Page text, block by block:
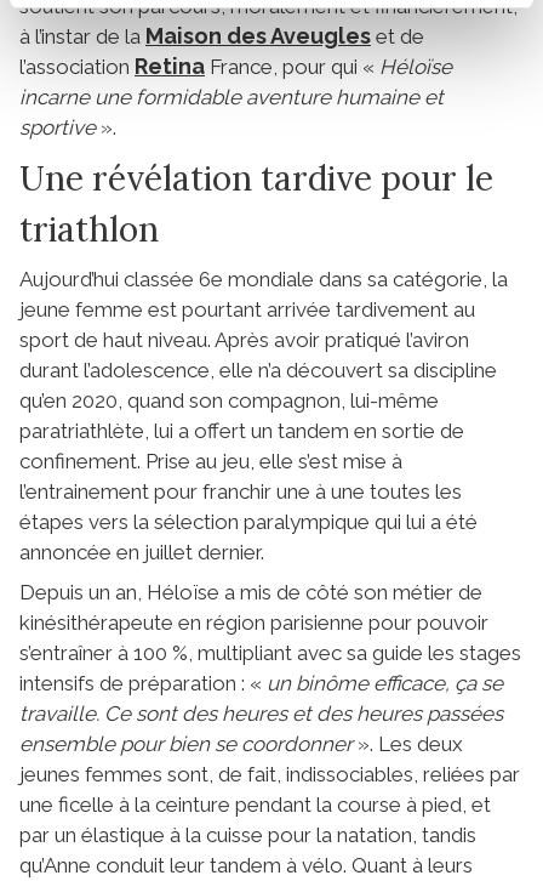
soutient son parcours, moralement et financièrement,
à l’instar de la Maison des Aveugles et de
l’association Retina France, pour qui « Héloïse
incarne une formidable aventure humaine et
sportive».
Une révélation tardive pour le
triathlon
Aujourd’hui classée 6e mondiale dans sa catégorie, la
jeune femme est pourtant arrivée tardivement au
sport de haut niveau. Après avoir pratiqué l’aviron
durant l’adolescence, elle n’a découvert sa discipline
qu’en 2020, quand son compagnon, lui-même
paratriathlète, lui a offert un tandem en sortie de
confinement. Prise au jeu, elle s’est mise à
l’entrainement pour franchir une à une toutes les
étapes vers la sélection paralympique qui lui a été
annoncée en juillet dernier.
Depuis un an, Héloïse a mis de côté son métier de
kinésithérapeute en région parisienne pour pouvoir
s’entraîner à 100 %, multipliant avec sa guide les stages
intensifs de préparation : « un binôme efficace, ça se
travaille. Ce sont des heures et des heures passées
ensemble pour bien se coordonner». Les deux
jeunes femmes sont, de fait, indissociables, reliées par
une ficelle à la ceinture pendant la course à pied, et
par un élastique à la cuisse pour la natation, tandis
qu’Anne conduit leur tandem à vélo. Quant à leurs